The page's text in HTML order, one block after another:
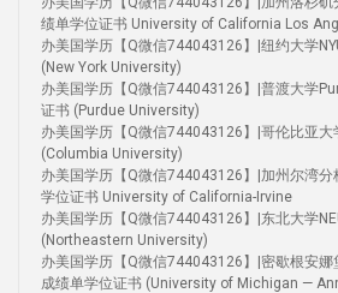
绩单学位证书 University of California Los
办美国学历【Q微信744043126】|纽约大学
(New York University)
办美国学历【Q微信744043126】|普渡大学
证书 (Purdue University)
办美国学历【Q微信744043126】|哥伦比亚大
(Columbia University)
办美国学历【Q微信744043126】|加州尔湾分
学位证书 University of California-Irvine
办美国学历【Q微信744043126】|东北大学
(Northeastern University)
办美国学历【Q微信744043126】|密歇根安娜
成绩单学位证书 (University of Michigan —